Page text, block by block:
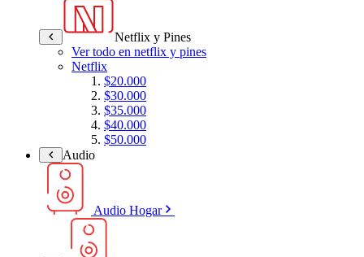
Netflix y Pines
Ver todo en netflix y pines
Netflix
$20.000
$30.000
$35.000
$40.000
$50.000
Audio
Audio Hogar